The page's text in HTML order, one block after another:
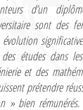
d’un
sont des
études dans
et des
prétendre
» bien rémunérés.